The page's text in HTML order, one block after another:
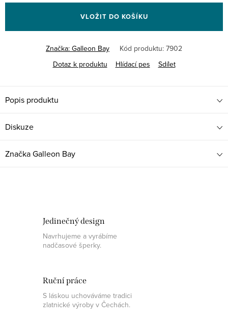
cena:
VLOŽIT DO KOŠÍKU
Značka: Galleon Bay Kód produktu: 7902
Dotaz k produktu
Hlídací pes Sdílet
Popis produktu
Diskuze
ZnačkaGalleon Bay
Jedinečný design
Navrhujeme a vyrábíme
nadčasové šperky.
Ruční práce
S láskou uchováváme tradici
zlatnické výroby v Čechách.